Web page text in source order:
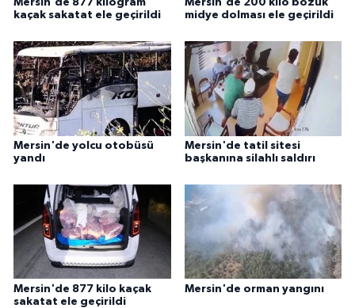
Mersin'de 877 kilogram
kaçak sakatat ele geçirildi
Mersin'de 200 kilo bozuk
midye dolması ele geçirildi
Mersin'de yolcu otobüsü
yandı
Mersin'de tatil sitesi
başkanına silahlı saldırı
Mersin'de 877 kilo kaçak
sakatat ele geçirildi
Mersin'de orman yangını